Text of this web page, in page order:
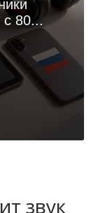
с 80...
звук